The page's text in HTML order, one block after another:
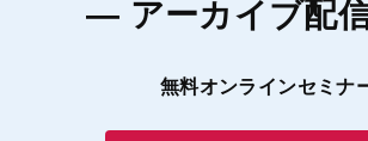
― アーカイブ配
無料オンラインセミナ